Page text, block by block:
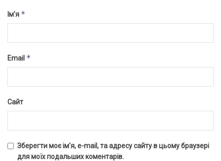
Ім'я *
Email *
Сайт
Зберегти моє ім'я, e-mail, та адресу сайту в цьому браузері
для моїх подальших коментарів.